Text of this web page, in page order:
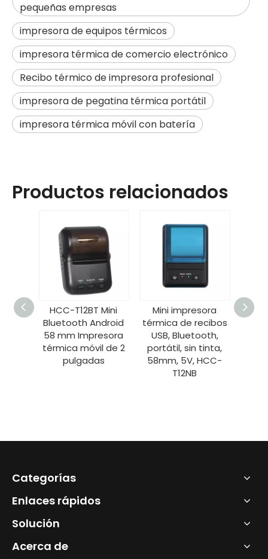
pequeñas empresas
impresora de equipos térmicos
impresora térmica de comercio electrónico
Recibo térmico de impresora profesional
impresora de pegatina térmica portátil
impresora térmica móvil con batería
Productos relacionados
Mini
Mini impresora
térmica de recibos
USB, Bluetooth,
portátil, sin tinta,
58mm, 5V, HCC-
HCC-L51 Impresora
de etiquetas
térmica Bluetooth
móvil ESC/POS de
203 ppp de 4
pulgadas
Categorías
Enlaces rápidos
Solución
Acerca de